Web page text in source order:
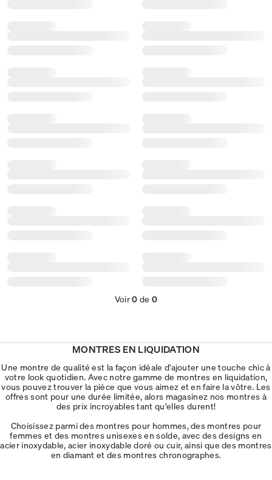
Voir0 de 0
MONTRES EN LIQUIDATION
Une montre de qualité est la façon idéale d'ajouter une touche chic à
votre look quotidien. Avec notre gamme de montres en liquidation,
vous pouvez trouver la pièce que vous aimez et en faire la vôtre. Les
offres sont pour une durée limitée, alors magasinez nos montres à
des prix incroyables tant qu'elles durent!
Choisissez parmi des montres pour hommes, des montres pour
femmes et des montres unisexes en solde, avec des designs en
acier inoxydable, acier inoxydable doré ou cuir, ainsi que des montres
en diamant et des montres chronographes.